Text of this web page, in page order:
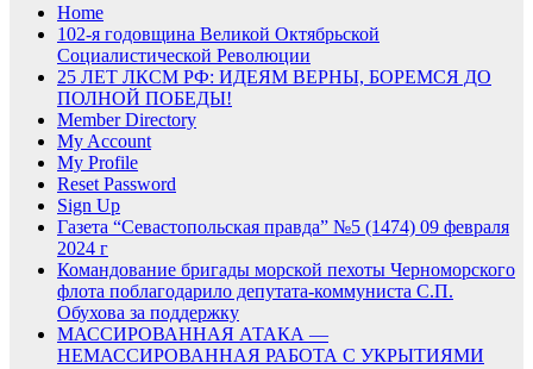
Home
102-я годовщина Великой Октябрьской
Социалистической Революции
25 ЛЕТ ЛКСМ РФ: ИДЕЯМ ВЕРНЫ, БОРЕМСЯ ДО
ПОЛНОЙ ПОБЕДЫ!
Member Directory
My Account
My Profile
Reset Password
Sign Up
Газета “Севастопольская правда” №5 (1474) 09 февраля
2024 г
Командование бригады морской пехоты Черноморского
флота поблагодарило депутата-коммуниста С.П.
Обухова за поддержку
МАССИРОВАННАЯ АТАКА —
НЕМАССИРОВАННАЯ РАБОТА С УКРЫТИЯМИ